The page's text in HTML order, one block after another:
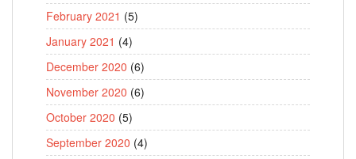
February 2021 (5)
January 2021 (4)
December 2020 (6)
November 2020 (6)
October 2020 (5)
September 2020 (4)